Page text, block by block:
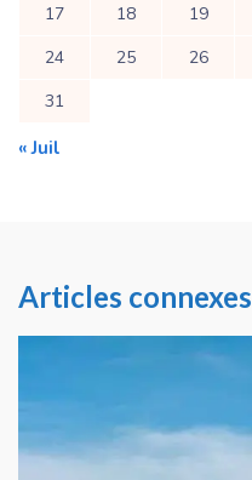
17
18 19
24
25 26
31
« Juil
Articles connexes